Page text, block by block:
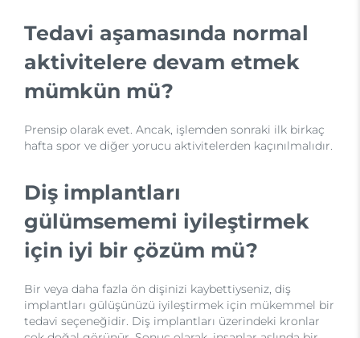
Tedavi aşamasında normal
aktivitelere devam etmek
mümkün mü?
Prensip olarak evet. Ancak, işlemden sonraki ilk birkaç
hafta spor ve diğer yorucu aktivitelerden kaçınılmalıdır.
Diş implantları
gülümsememi iyileştirmek
için iyi bir çözüm mü?
Bir veya daha fazla ön dişinizi kaybettiyseniz, diş
implantları gülüşünüzü iyileştirmek için mükemmel bir
tedavi seçeneğidir. Diş implantları üzerindeki kronlar